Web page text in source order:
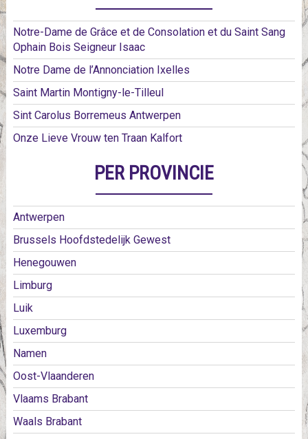
Notre-Dame de Grâce et de Consolation et du Saint Sang
Ophain Bois Seigneur Isaac
Notre Dame de l’Annonciation Ixelles
Saint Martin Montigny-le-Tilleul
Sint Carolus Borremeus Antwerpen
Onze Lieve Vrouw ten Traan Kalfort
PER PROVINCIE
Antwerpen
Brussels Hoofdstedelijk Gewest
Henegouwen
Limburg
Luik
Luxemburg
Namen
Oost-Vlaanderen
Vlaams Brabant
Waals Brabant